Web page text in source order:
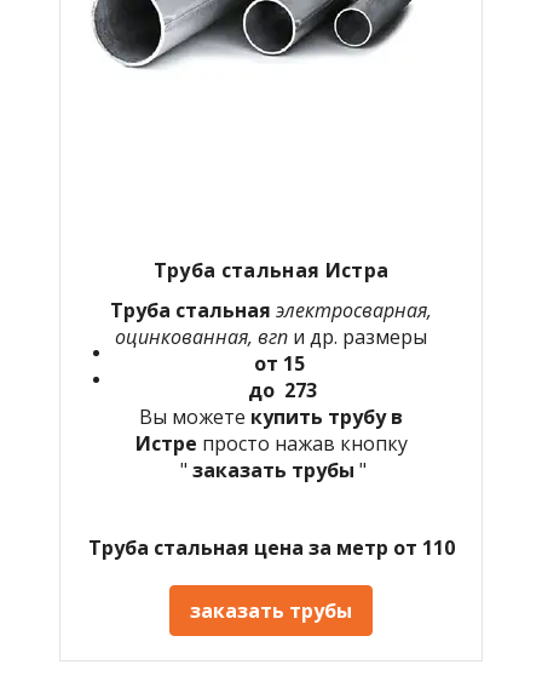
Труба стальная Истра
Труба стальная электросварная,
оцинкованная, вгп и др. размеры
от 15
до 273
Вы можете купить трубу в
Истре просто нажав кнопку
" заказать трубы "
Труба стальная цена за метр от 110
заказать трубы